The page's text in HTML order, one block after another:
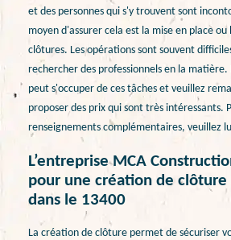
et des personnes qui s'y trouvent sont
moyen d'assurer cela est la mise en place
clôtures. Les opérations sont souvent
rechercher des professionnels en la matière.
peut s'occuper de ces tâches et veuillez
proposer des prix qui sont très intéressants.
renseignements complémentaires, veuillez
L’entreprise MCA
pour une création de clôture
dans le 13400
La création de clôture permet de sécuriser